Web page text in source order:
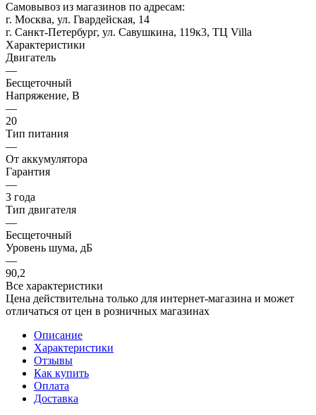
Самовывоз из магазинов по адресам:
г. Москва, ул. Гвардейская, 14
г. Санкт-Петербург, ул. Савушкина, 119к3, ТЦ Villa
Характеристики
Двигатель
—
Бесщеточный
Напряжение, В
—
20
Тип питания
—
От аккумулятора
Гарантия
—
3 года
Тип двигателя
—
Бесщеточный
Уровень шума, дБ
—
90,2
Все характеристики
Цена действительна только для интернет-магазина и может
отличаться от цен в розничных магазинах
Описание
Характеристики
Отзывы
Как купить
Оплата
Доставка